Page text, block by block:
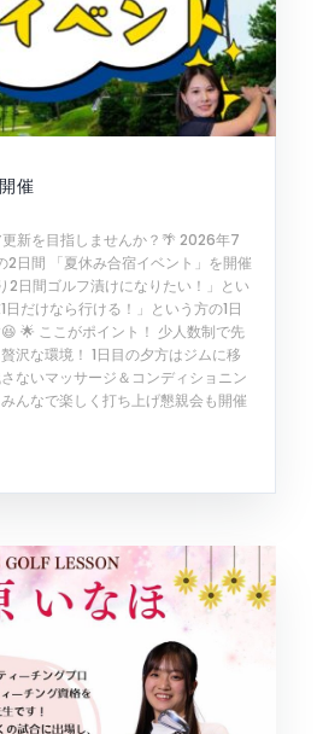
催
新を目指しませんか？🌴 2026年7
日間 「夏休み合宿イベント」を開催
2日間ゴルフ漬けになりたい！」とい
日だけなら行ける！」という方の1日
🌟 ここがポイント！ 少人数制で先
沢な環境！ 1日目の夕方はジムに移
ないマッサージ＆コンディショニン
んなで楽しく打ち上げ懇親会も開催